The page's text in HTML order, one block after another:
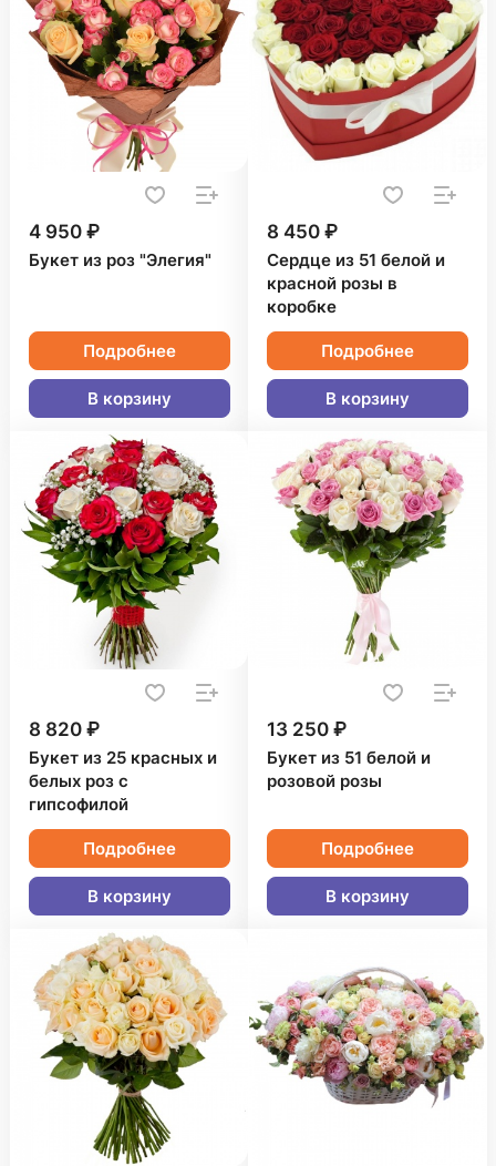
4 950 ₽
Букет из роз "Элегия"
Подробнее
В корзину
8 450 ₽
Сердце из 51 белой и
красной розы в
коробке
Подробнее
В корзину
8 820 ₽
Букет из 25 красных и
белых роз с
гипсофилой
Подробнее
В корзину
13 250 ₽
Букет из 51 белой и
розовой розы
Подробнее
В корзину